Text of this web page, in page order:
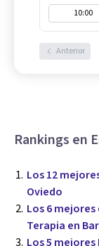
10:00
Anterior
Rankings en
Los 12
Oviedo
Los 6
Terapia en
Los 5